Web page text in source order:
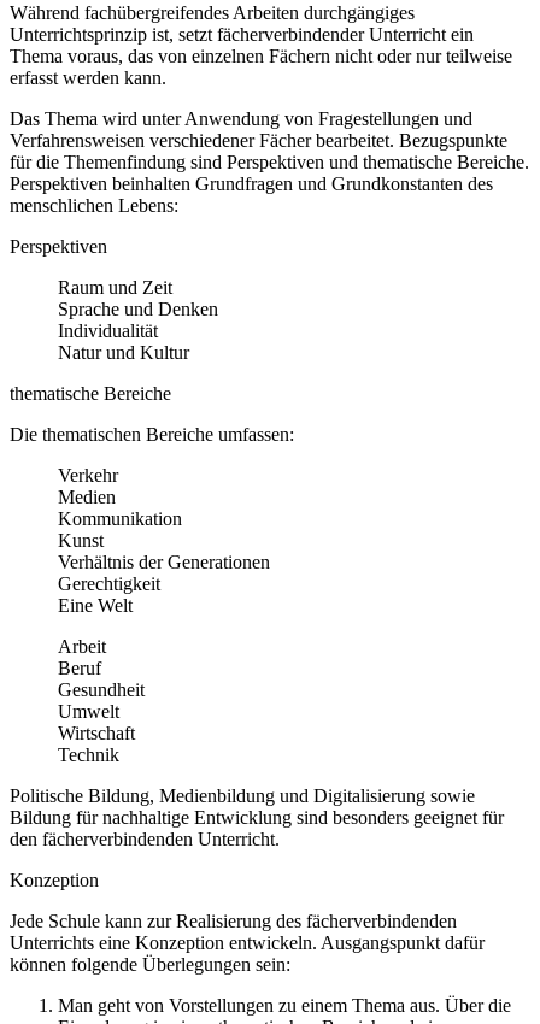
Während fachübergreifendes Arbeiten durchgängiges
Unterrichtsprinzip ist, setzt fächerverbindender Unterricht ein
Thema voraus, das von einzelnen Fächern nicht oder nur teilweise
erfasst werden kann.
Das Thema wird unter Anwendung von Fragestellungen und
Verfahrensweisen verschiedener Fächer bearbeitet. Bezugspunkte
für die Themenfindung sind Perspektiven und thematische Bereiche.
Perspektiven beinhalten Grundfragen und Grundkonstanten des
menschlichen Lebens:
Perspektiven
Raum und Zeit
Sprache und Denken
Individualität
Natur und Kultur
thematische Bereiche
Die thematischen Bereiche umfassen:
Verkehr
Medien
Kommunikation
Kunst
Verhältnis der Generationen
Gerechtigkeit
Eine Welt
Arbeit
Beruf
Gesundheit
Umwelt
Wirtschaft
Technik
Politische Bildung, Medienbildung und Digitalisierung sowie
Bildung für nachhaltige Entwicklung sind besonders geeignet für
den fächerverbindenden Unterricht.
Konzeption
Jede Schule kann zur Realisierung des fächerverbindenden
Unterrichts eine Konzeption entwickeln. Ausgangspunkt dafür
können folgende Überlegungen sein:
Man geht von Vorstellungen zu einem Thema aus. Über die